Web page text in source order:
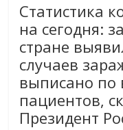
Статистика
на сегодня:
стране
случаев
выписано по
пациентов,
Президент